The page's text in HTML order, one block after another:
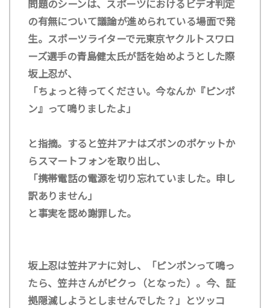
問題のシーンは、スポーツにおけるビデオ判定
の有無について議論が進められている場面で発
生。スポーツライターで元東京ヤクルトスワロ
ーズ選手の青島健太氏が話を始めようとした際
坂上忍が、
「ちょっと待ってください。今なんか『ピンポ
ン』って鳴りましたよ」
と指摘。すると笠井アナはズボンのポケットか
らスマートフォンを取り出し、
「携帯電話の電源を切り忘れていました。申し
訳ありません」
と事実を認め謝罪した。
坂上忍は笠井アナに対し、「ピンポンって鳴っ
たら、笠井さんがピクっ（となった）。今、証
拠隠滅しようとしませんでした？」とツッコ